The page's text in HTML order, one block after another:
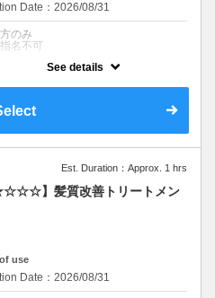
Date：2026/08/31
のみ
名不可
プー・ブロー込み/ロング料金なし
～トリートメント追加可
持ったご予約をお願い致します。
名不可
See details
Est. Duration：Approx. 1 hrs
】髪質改善トリートメン
use
Date：2026/08/31